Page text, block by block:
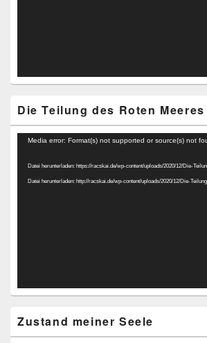
Die Teilung des Roten Meeres
Video-
Media error: Format(s) not supported or source(s) not
Datei herunterladen: https://racskai.de/wp-content/uploads/2020/12/Die-
Datei herunterladen: http://racskai.de/wp-content/uploads/2020/12/Die-
Zustand meiner Seele